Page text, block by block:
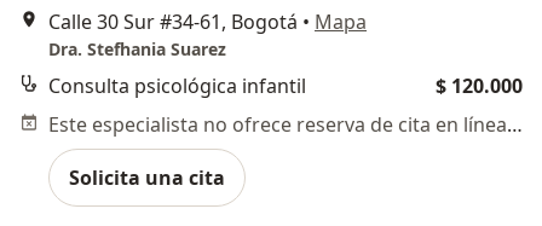
Calle 30 Sur #34-61, Bogotá • Mapa
Dra. Stefhania Suarez
Consulta psicológica infantil
$ 120.000
Este especialista no ofrece reserva de cita en línea en esta dirección.
Solicita una cita